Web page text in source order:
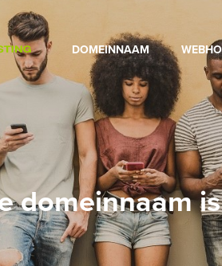
DOMEINNAAM
domeinnaam